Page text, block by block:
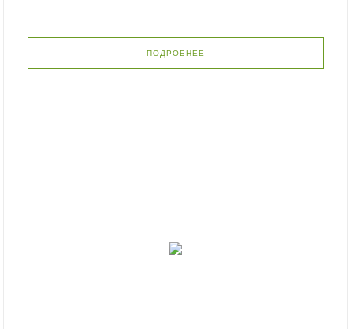
ПОДРОБНЕЕ